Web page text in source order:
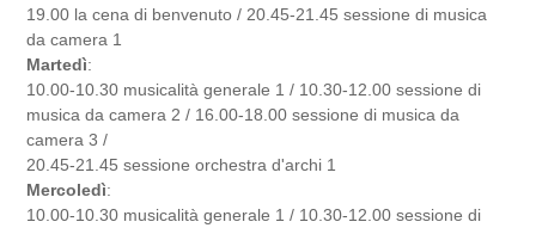
19.00 la cena di benvenuto / 20.45-21.45 sessione di musica
da camera 1
Martedì:
10.00-10.30 musicalità generale 1 / 10.30-12.00 sessione di
musica da camera 2 / 16.00-18.00 sessione di musica da
camera 3 /
20.45-21.45 sessione orchestra d'archi 1
Mercoledì:
10.00-10.30 musicalità generale 1 / 10.30-12.00 sessione di